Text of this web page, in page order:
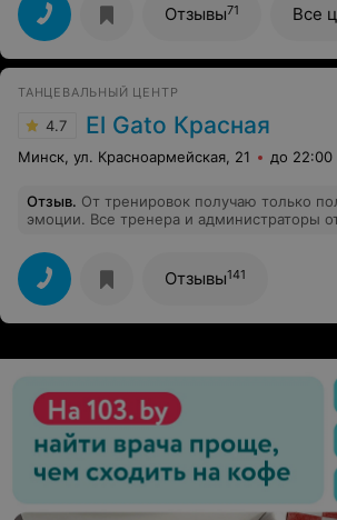
Отзывы71 Все
ТАНЦЕВАЛЬНЫЙ ЦЕНТР
4.7 El Gato Красная
Минск, ул. Красноармейская, 21 до 22:00
Отзыв. От тренировок получаю только
эмоции. Все тренера и администраторы
высоте!
Отзывы141